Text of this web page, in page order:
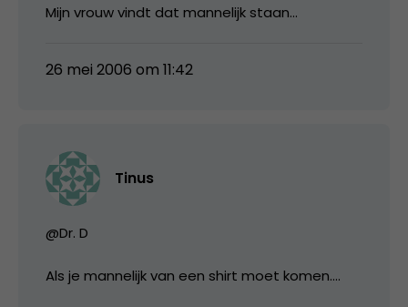
Mijn vrouw vindt dat mannelijk staan…
26 mei 2006 om 11:42
Tinus
@Dr. D
Als je mannelijk van een shirt moet komen….